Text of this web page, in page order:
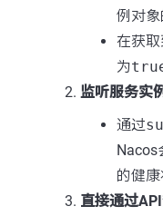
例对象
在获
为
监听服务实
通过
Nacos
的健
直接通过